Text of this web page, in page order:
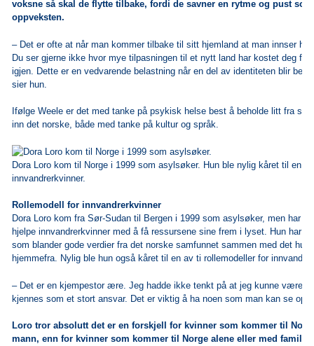
voksne så skal de flytte tilbake, fordi de savner en rytme og pust
oppveksten.
– Det er ofte at når man kommer tilbake til sitt hjemland at man innser
Du ser gjerne ikke hvor mye tilpasningen til et nytt land har kostet deg før
igjen. Dette er en vedvarende belastning når en del av identiteten blir
sier hun.
Ifølge Weele er det med tanke på psykisk helse best å beholde litt fra sitt
inn det norske, både med tanke på kultur og språk.
Dora Loro kom til Norge i 1999 som asylsøker. Hun ble nylig kåret til en
innvandrerkvinner.
Rollemodell for innvandrerkvinner
Dora Loro kom fra Sør-Sudan til Bergen i 1999 som asylsøker, men har
hjelpe innvandrerkvinner med å få ressursene sine frem i lyset. Hun har
som blander gode verdier fra det norske samfunnet sammen med det hun
hjemmefra. Nylig ble hun også kåret til en av ti rollemodeller for
‒ Det er en kjempestor ære. Jeg hadde ikke tenkt på at jeg kunne være
kjennes som et stort ansvar. Det er viktig å ha noen som man kan se opp
Loro tror absolutt det er en forskjell for kvinner som kommer til
mann, enn for kvinner som kommer til Norge alene eller med